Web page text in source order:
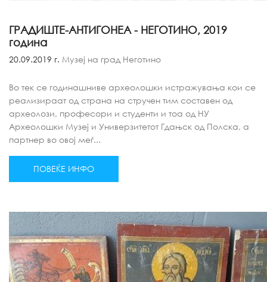
ГРАДИШТЕ-АНТИГОНЕА - НЕГОТИНО, 2019
година
20.09.2019 г. Музеј на град Неготино
Во тек се годинашниве археолошки истражувања кои се
реализираат од страна на стручен тим составен од
археолози, професори и студенти и тоа од НУ
Археолошки Музеј и Универзитетот Гдањск од Полска, а
партнер во овој меѓ...
ПОВЕЌЕ ИНФО